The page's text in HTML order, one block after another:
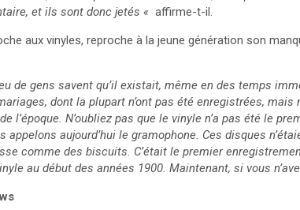
et ils sont donc jetés « affirme-t-il.
aux vinyles, reproche à la jeune génération son
de gens savent qu’il existait, même en des temps
dont la plupart n’ont pas été enregistrées, mais
l’époque. N’oubliez pas que le vinyle n’a pas été le
appelons aujourd’hui le gramophone. Ces disques
comme des biscuits. C’était le premier
au début des années 1900. Maintenant, si vous